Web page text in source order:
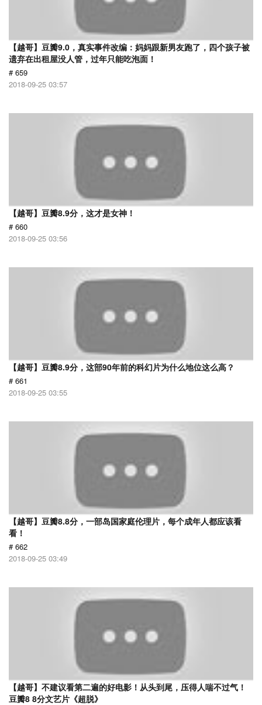
【越哥】豆瓣9.0，真实事件改编：妈妈跟新男友跑了，四个孩子被
遗弃在出租屋没人管，过年只能吃泡面！
# 659
2018-09-25 03:57
【越哥】豆瓣8.9分，这才是女神！
# 660
2018-09-25 03:56
【越哥】豆瓣8.9分，这部90年前的科幻片为什么地位这么高？
# 661
2018-09-25 03:55
【越哥】豆瓣8.8分，一部岛国家庭伦理片，每个成年人都应该看
看！
# 662
2018-09-25 03:49
【越哥】不建议看第二遍的好电影！从头到尾，压得人喘不过气！
豆瓣8 8分文艺片《超脱》